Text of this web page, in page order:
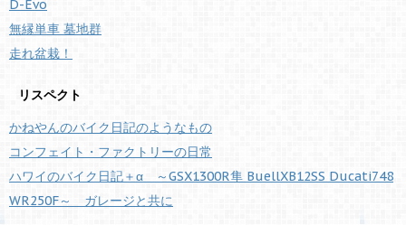
D-Evo
無縁単車 墓地群
走れ盆栽！
リスペクト
かねやんのバイク日記のようなもの
コンフェイト・ファクトリーの日常
ハワイのバイク日記＋α ～GSX1300R隼 BuellXB12SS Ducati748
WR250F～ ガレージと共に